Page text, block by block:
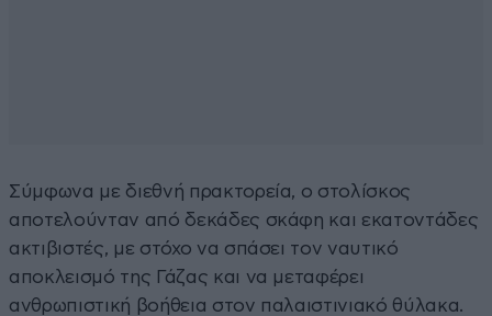
Σύμφωνα με διεθνή πρακτορεία, ο στολίσκος
αποτελούνταν από δεκάδες σκάφη και εκατοντάδες
ακτιβιστές, με στόχο να σπάσει τον ναυτικό
αποκλεισμό της Γάζας και να μεταφέρει
ανθρωπιστική βοήθεια στον παλαιστινιακό θύλακα.